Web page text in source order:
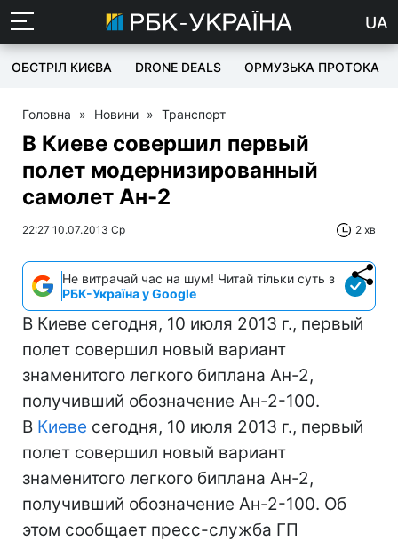
UA
ОБСТРІЛ КИЄВА DRONE DEALS ОРМУЗЬКА ПРОТОКА
Головна » Новини » Транспорт
В Киеве совершил первый
полет модернизированный
самолет Ан-2
22:27 10.07.2013 Ср 2 хв
Не витрачай час на шум! Читай тільки суть з
РБК-Україна у Google
В Киеве сегодня, 10 июля 2013 г., первый
полет совершил новый вариант
знаменитого легкого биплана Ан-2,
получивший обозначение Ан-2-100.
В Киеве сегодня, 10 июля 2013 г., первый
полет совершил новый вариант
знаменитого легкого биплана Ан-2,
получивший обозначение Ан-2-100. Об
этом сообщает пресс-служба ГП